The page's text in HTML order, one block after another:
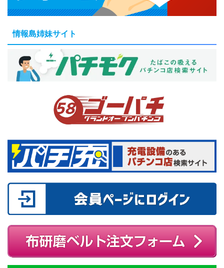
情報島姉妹サイト